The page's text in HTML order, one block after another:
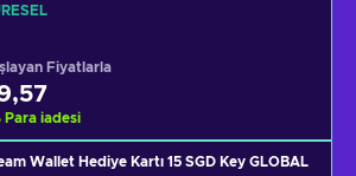
Fiyatlarla
Para iadesi
Wallet Hediye Kartı 15 SGD Key GLOBAL